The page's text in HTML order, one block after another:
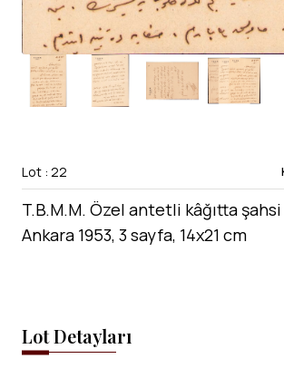
Lot : 22
T.B.M.M. Özel antetli kâğıtta
Ankara 1953, 3 sayfa, 14x21 cm
Lot Detayları